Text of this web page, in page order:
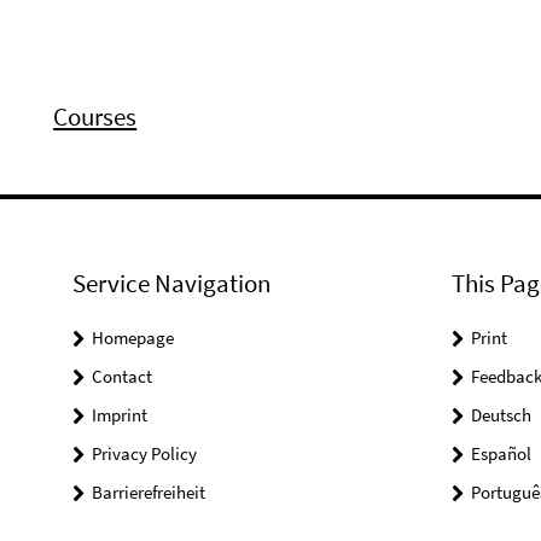
Courses
Service Navigation
Homepage
Contact
Imprint
Privacy Policy
Barrierefreiheit
This
Print
Feedback
Deutsch
Español